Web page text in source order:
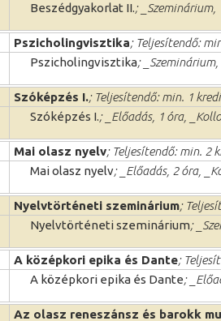
Beszédgyakorlat II.;
Pszicholingvisztika; Teljesítendő:
Pszicholingvisztika;
Szóképzés I.; Teljesítendő: min. 1
Szóképzés I.; _Előadás, 1 óra,
Mai olasz nyelv; Teljesítendő: min. 2
Mai olasz nyelv; _Előadás, 2 óra,
Nyelvtörténeti szeminárium;
Nyelvtörténeti szeminárium;
A középkori epika és Dante;
A középkori epika és Dante;
Az olasz reneszánsz és barokk